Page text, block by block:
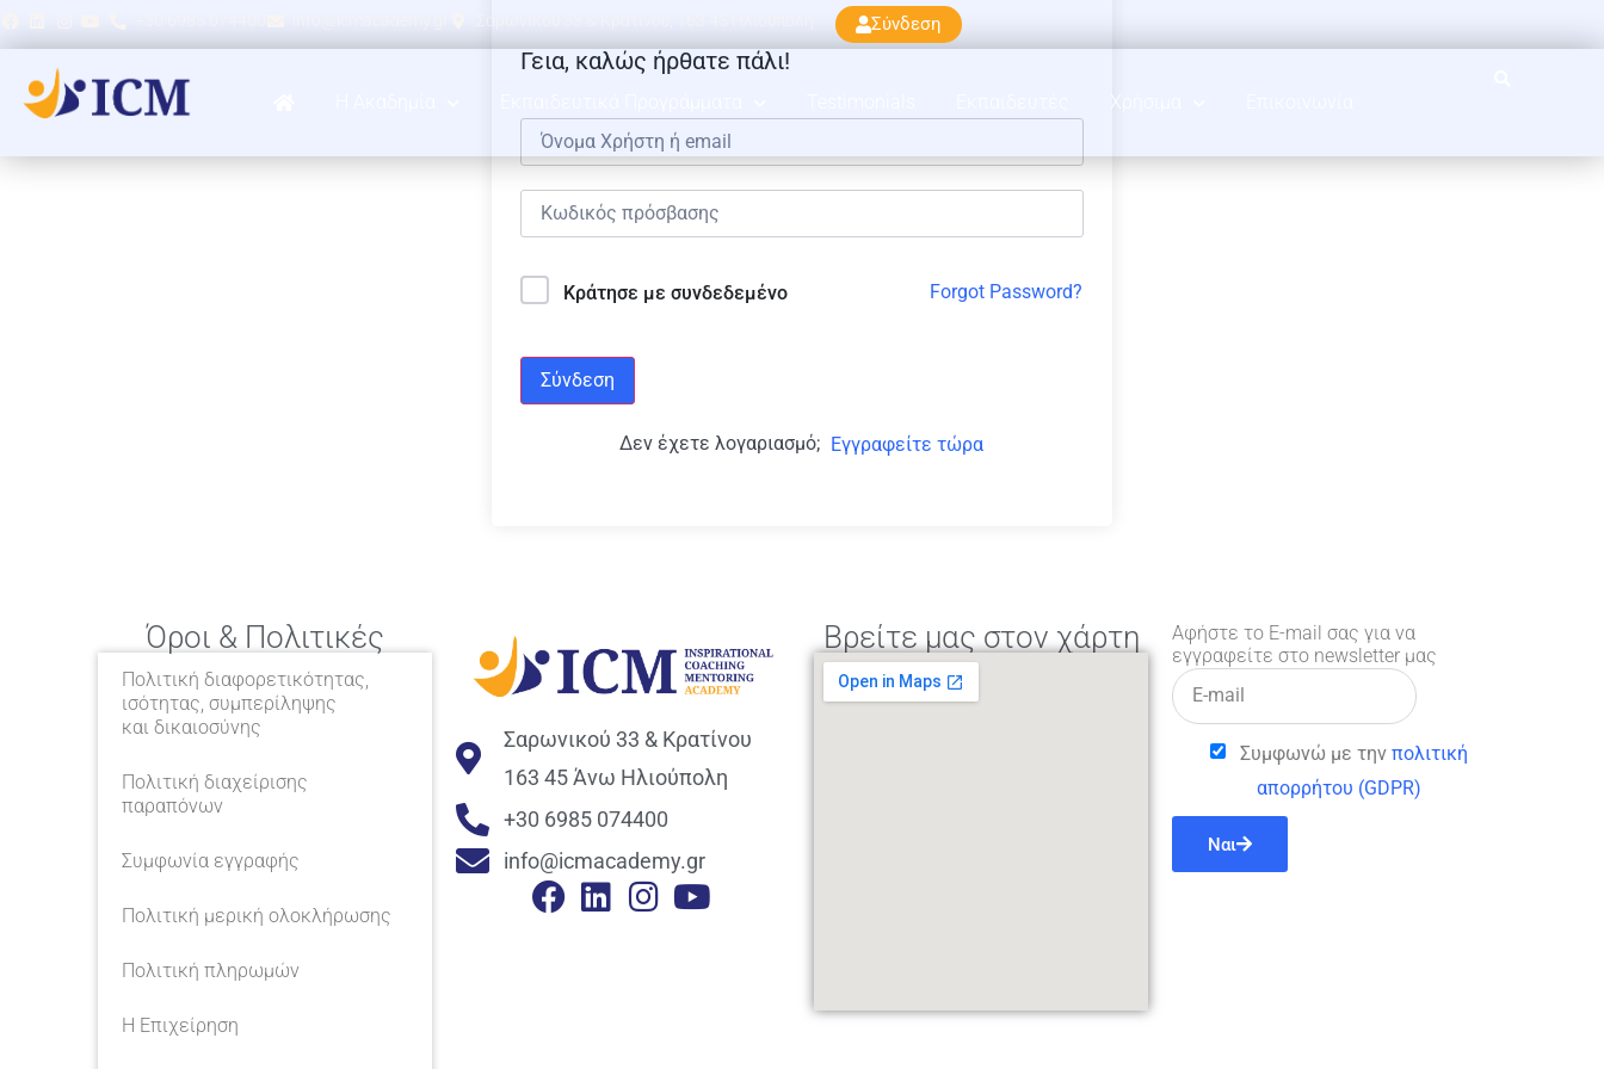
Σύνδεση
Χρήσιμα
Γεια, καλώς ήρθατε πάλι!
Κράτησε με συνδεδεμένο Forgot Password?
Σύνδεση
Δεν έχετε λογαριασμό; Εγγραφείτε τώρα
Όροι & Πολιτικές
Πολιτική διαφορετικότητας,
ισότητας, συμπερίληψης
και δικαιοσύνης
Πολιτική διαχείρισης
παραπόνων
Συμφωνία εγγραφής
Πολιτική μερική ολοκλήρωσης
Πολιτική πληρωμών
Η Επιχείρηση
Σαρωνικού 33 & Κρατίνου
163 45 Άνω Ηλιούπολη
+30 6985 074400
info@icmacademy.gr
Βρείτε μας στον χάρτη
Αφήστε το E-mail σας για να
εγγραφείτε στο newsletter μας
Συμφωνώ με την πολιτική
απορρήτου (GDPR)
Ναι